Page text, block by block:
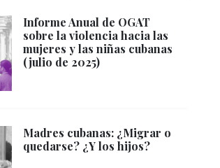
Informe Anual de OGAT
sobre la violencia hacia las
mujeres y las niñas cubanas
(julio de 2025)
Madres cubanas: ¿Migrar o
quedarse? ¿Y los hijos?